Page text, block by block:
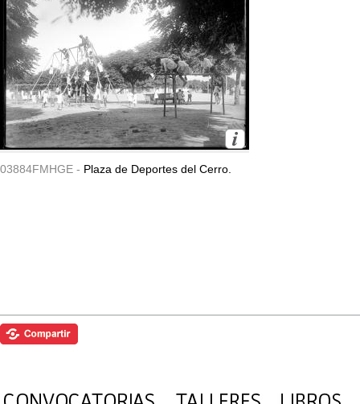
03884FMHGE - Plaza de Deportes del Cerro.